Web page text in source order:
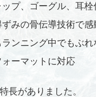
プ、ゴーグル、耳栓
みの骨伝導技術で感
ンニング中でもぶ
ーマットに対応
長がありました。